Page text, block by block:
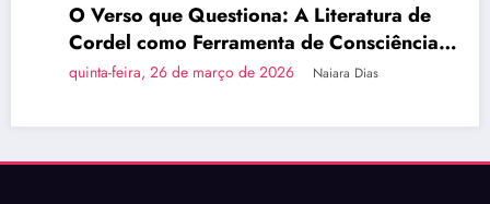
O Verso que Questiona: A Literatura de
Cordel como Ferramenta de Consciência
Política
quinta-feira, 26 de março de 2026 Naiara Dias